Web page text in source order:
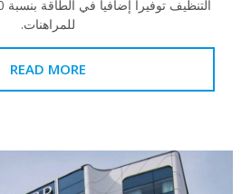
للمراهنات.
READ MORE